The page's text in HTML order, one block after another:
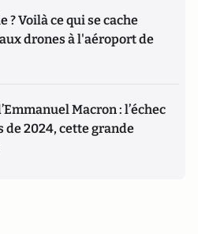
? Voilà ce qui se cache
drones à l'aéroport de
Macron : l’échec
de 2024, cette grande